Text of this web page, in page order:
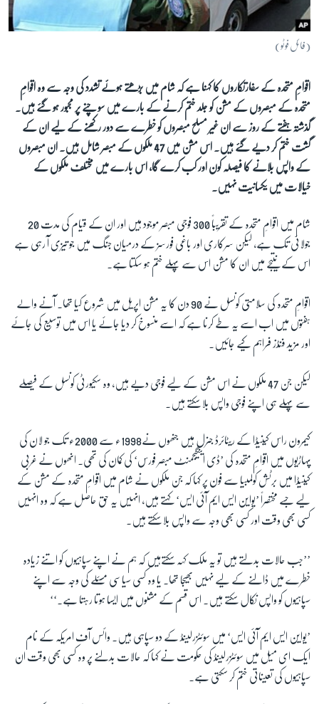
آرٹ
آزادیٔ صحافت
صحت
دلچسپ و عجیب
ویڈیوز
آڈیو
اسپیشل کوریج
اداریہ
Learning English
FOLLOW US
(فائل فوٹو)
اقوامِ متحدہ کے سفارتکاروں کا کہنا ہے کہ شام میں بڑھتے ہوئے تشدد کی وجہ سے وہ اقوامِ
متحدہ کے مبصروں کے مشن کو جلد ختم کرنے کے بارے میں سوچنے پر مجبور ہو گئے ہیں۔
گذشتہ ہفتے کے روز سے ان غیر مسلح مبصروں کو خطرے سے دور رکھنے کے لیے ان کے
گشت ختم کر دیے گئے ہیں۔ اس مشن میں 47 ملکوں کے مبصر شامل ہیں۔ ان مبصروں
کے واپس بلانے کا فیصلہ کون اور کب کرے گا، اس بارے میں مختلف ملکوں کے
خیالات میں یکسانیت نہیں۔
شام میں اقوامِ متحدہ کے تقریباً 300 فوجی مبصر موجود ہیں اور ان کے قیام کی مدت 20
جولائی تک ہے، لیکن سرکاری اور باغی فورسز کے درمیان جنگ میں جو تیزی آ رہی ہے
اس کے نتیجے میں ان کا مشن اس سے پہلے ختم ہو سکتا ہے۔
اقوامِ متحدہ کی سلامتی کونسل نے 90 دن کا یہ مشن اپریل میں شروع کیا تھا۔ آنے والے
ہفتوں میں اب اسے یہ طے کرنا ہے کہ اسے منسوخ کر دیا جائے یا اس میں توسیع کی جائے
اور مزید فنڈز فراہم کیے جائیں۔
لیکن جن 47 ملکوں نے اس مشن کے لیے فوجی دیے ہیں، وہ سکیورٹی کونسل کے فیصلے
سے پہلے ہی اپنے فوجی واپس بلا سکتے ہیں۔
کیمرون راس کینیڈا کے ریٹائرڈ جنرل ہیں جنھوں نے1998ء سے 2000ء تک جو لان کی
پہاڑیوں میں اقوامِ متحدہ کی ’ڈی اینگیجمنٹ مبصر فورس‘ کی کمان کی تھی۔ انھوں نے غربی
کینیڈا میں برٹش کولمبیا سے فون پر کہا کہ جن ملکوں نے شام میں اقوامِ متحدہ کے مشن کے
لیے جسے مختصراً ’یواین ایس ایم آئی ایس‘ کہتے ہیں، انہیں یہ حق حاصل ہے کہ وہ انہیں
کسی بھی وقت اور کسی بھی وجہ سے واپس بلا سکتے ہیں۔
’’جب حالات بدلتے ہیں تو یہ ملک کہہ سکتےہیں کہ ہم نے اپنے سپاہیوں کو اتنے زیادہ
خطرے میں ڈالنے کے لیے نہیں بھیجا تھا۔ یا وہ کسی سیاسی مسئلے کی وجہ سے اپنے
سپاہیوں کو واپس نکال سکتے ہیں۔ اس قسم کے مشنوں میں ایسا ہوتا رہتا ہے۔‘‘
’یواین ایس ایم آئی ایس‘ میں سوئٹزرلینڈ کے دو سپاہی ہیں۔ وائس آف امریکہ کے نام
ایک ای میل میں سوئٹزرلینڈ کی حکومت نے کہا کہ حالات بدلنے پر وہ کسی بھی وقت ان
سپاہیوں کی تعیناتی ختم کر سکتی ہے۔